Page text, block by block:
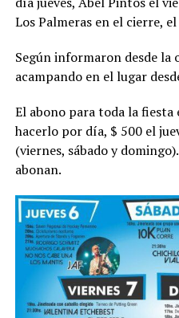
Los Palmeras en el cierre,
Según informaron desde la
acampando en el lugar
El abono para toda la fiesta
hacerlo por día, $ 500 el
(viernes, sábado y
abonan.